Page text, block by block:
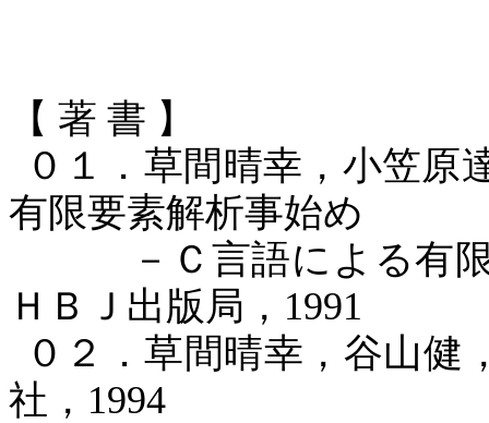
【 著 書 】
０１．草間晴幸，小笠原
有限要素解析事始め
－Ｃ言語による有限
ＨＢＪ出版局， 1991
０２．草間晴幸，谷山健
社， 1994